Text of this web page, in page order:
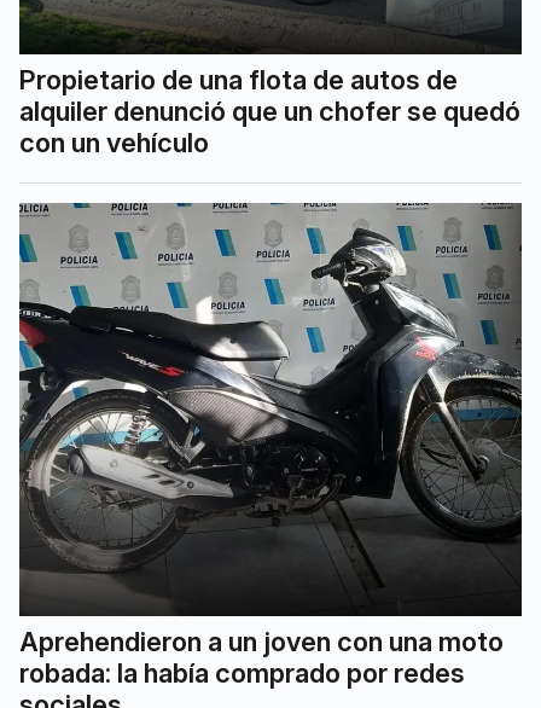
Propietario de una flota de autos de
alquiler denunció que un chofer se quedó
con un vehículo
Aprehendieron a un joven con una moto
robada: la había comprado por redes